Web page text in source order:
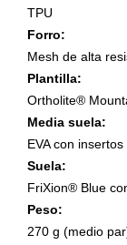
TPU
Forro:
Mesh de alta
Plantilla:
Ortholite®
Media suela:
EVA con
Suela:
FriXion® Blue
Peso:
270 g (medio